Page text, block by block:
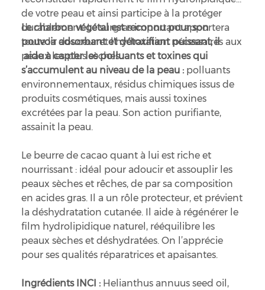
de votre peau et ainsi participe à la protéger
durablement. Le surgras important apportera
toute la douceur et l’hydratation nécessaires aux
peaux les plus sèches.
Le charbon végétal est reconnu pour son
pouvoir adsorbant et détoxifiant puissant, il
aide à capter les polluants et toxines qui
s’accumulent au niveau de la peau :polluants
environnementaux, résidus chimiques issus de
produits cosmétiques, mais aussi toxines
excrétées par la peau. Son action purifiante,
assainit la peau.
Le beurre de cacao quant à lui est riche et
nourrissant : idéal pour adoucir et assouplir les
peaux sèches et rêches, de par sa composition
en acides gras. Il a un rôle protecteur, et prévient
la déshydratation cutanée. Il aide à régénérer le
film hydrolipidique naturel, rééquilibre les
peaux sèches et déshydratées. On l’apprécie
pour ses qualités réparatrices et apaisantes.
Ingrédients INCI : Helianthus annuus seed oil,